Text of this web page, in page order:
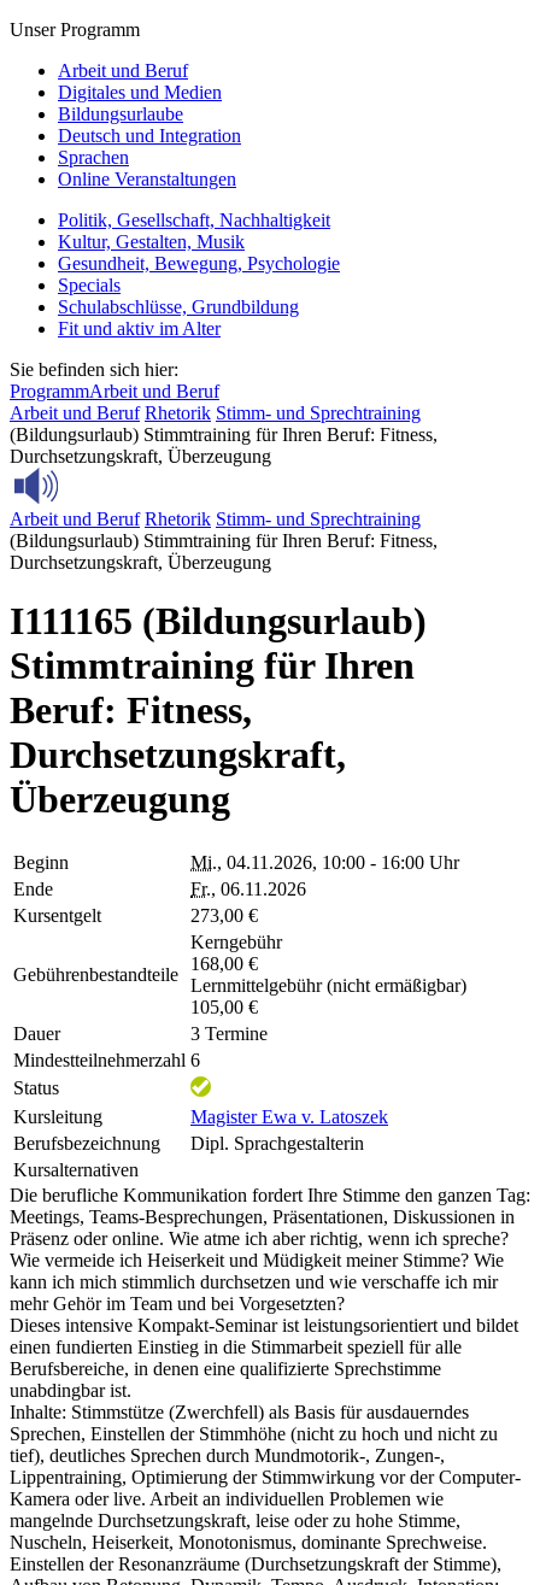
Unser Programm
Arbeit und Beruf
Digitales und Medien
Bildungsurlaube
Deutsch und Integration
Sprachen
Online Veranstaltungen
Politik, Gesellschaft, Nachhaltigkeit
Kultur, Gestalten, Musik
Gesundheit, Bewegung, Psychologie
Specials
Schulabschlüsse, Grundbildung
Fit und aktiv im Alter
Sie befinden sich hier:
ProgrammArbeit und Beruf
Arbeit und Beruf Rhetorik Stimm- und Sprechtraining
(Bildungsurlaub) Stimmtraining für Ihren Beruf: Fitness,
Durchsetzungskraft, Überzeugung
Arbeit und Beruf Rhetorik Stimm- und Sprechtraining
(Bildungsurlaub) Stimmtraining für Ihren Beruf: Fitness,
Durchsetzungskraft, Überzeugung
I111165 (Bildungsurlaub)
Stimmtraining für Ihren
Beruf: Fitness,
Durchsetzungskraft,
Überzeugung
Beginn Mi., 04.11.2026, 10:00 - 16:00 Uhr
Ende
Fr., 06.11.2026
Kursentgelt
273,00 €
Gebührenbestandteile
Kerngebühr
168,00 €
Lernmittelgebühr (nicht ermäßigbar)
105,00 €
Dauer
3 Termine
Mindestteilnehmerzahl 6
Status
Kursleitung
Magister Ewa v. Latoszek
Berufsbezeichnung
Dipl. Sprachgestalterin
Kursalternativen
Die berufliche Kommunikation fordert Ihre Stimme den ganzen Tag:
Meetings, Teams-Besprechungen, Präsentationen, Diskussionen in
Präsenz oder online. Wie atme ich aber richtig, wenn ich spreche?
Wie vermeide ich Heiserkeit und Müdigkeit meiner Stimme? Wie
kann ich mich stimmlich durchsetzen und wie verschaffe ich mir
mehr Gehör im Team und bei Vorgesetzten?
Dieses intensive Kompakt-Seminar ist leistungsorientiert und bildet
einen fundierten Einstieg in die Stimmarbeit speziell für alle
Berufsbereiche, in denen eine qualifizierte Sprechstimme
unabdingbar ist.
Inhalte: Stimmstütze (Zwerchfell) als Basis für ausdauerndes
Sprechen, Einstellen der Stimmhöhe (nicht zu hoch und nicht zu
tief), deutliches Sprechen durch Mundmotorik-, Zungen-,
Lippentraining, Optimierung der Stimmwirkung vor der Computer-
Kamera oder live. Arbeit an individuellen Problemen wie
mangelnde Durchsetzungskraft, leise oder zu hohe Stimme,
Nuscheln, Heiserkeit, Monotonismus, dominante Sprechweise.
Einstellen der Resonanzräume (Durchsetzungskraft der Stimme),